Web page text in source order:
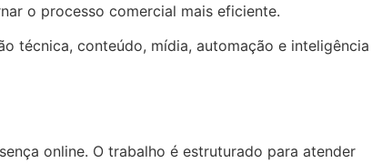
o processo comercial mais eficiente.
técnica, conteúdo, mídia, automação e inteligência
online. O trabalho é estruturado para atender